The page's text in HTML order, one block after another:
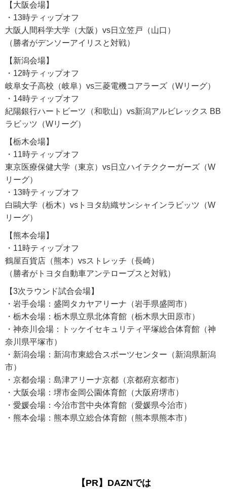
【大阪会場】
・13時ティップオフ
大阪人間科学大学（大阪）vs日立笠戸（山口）
（勝者がデンソーアイリスと対戦）
【新潟会場】
・12時ティップオフ
岐阜女子高校（岐阜）vs三菱電機コアラーズ（Wリーグ）
・14時ティップオフ
紀陽銀行ハートビーツ（和歌山）vs新潟アルビレックス BB
ラビッツ（Wリーグ）
【栃木会場】
・11時ティップオフ
東京医療保健大学（東京）vs日立ハイテククーガーズ（W
リーグ）
・13時ティップオフ
白鷗大学（栃木）vsトヨタ紡織サンシャインラビッツ（W
リーグ）
【熊本会場】
・11時ティップオフ
鶴屋百貨店（熊本）vsストレッチ（長崎）
（勝者がトヨタ自動車アンテロープスと対戦）
【3次ラウンド試合会場】
・岩手会場：盛岡タカヤアリーナ（岩手県盛岡市）
・栃木会場：栃木県立県北体育館（栃木県大田原市）
・神奈川会場：トッケイセキュリティ平塚総合体育館（神
奈川県平塚市）
・新潟会場：新潟市東総合スポーツセンター（新潟県新潟
市）
・京都会場：島津アリーナ京都（京都府京都市）
・大阪会場：堺市金岡公園体育館（大阪府堺市）
・愛媛会場：今治市営中央体育館（愛媛県今治市）
・熊本会場：熊本県立総合体育館（熊本県熊本市）
【PR】DAZNでは